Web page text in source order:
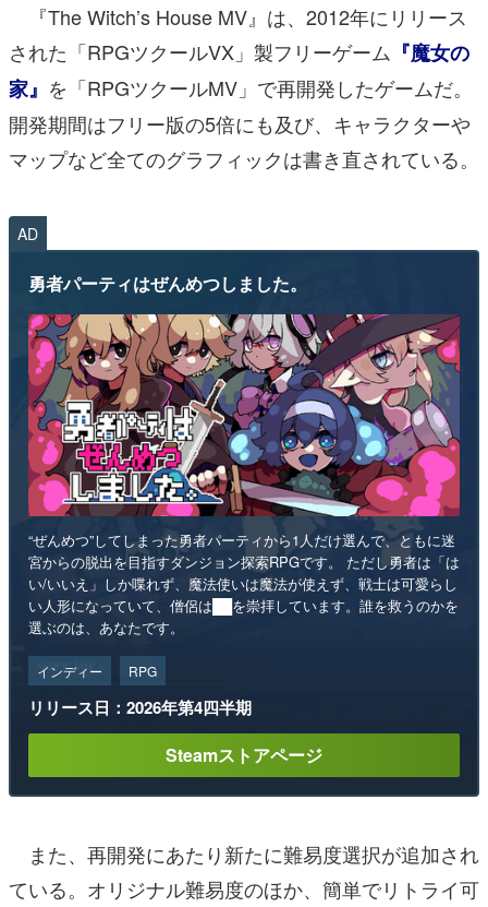
『The Witch’s House MV』は、2012年にリリース
された「RPGツクールVX」製フリーゲーム 『魔女の
家』 を「RPGツクールMV」で再開発したゲームだ。
開発期間はフリー版の5倍にも及び、キャラクターや
マップなど全てのグラフィックは書き直されている。
AD
勇者パーティはぜんめつしました。
“ぜんめつ”してしまった勇者パーティから1人だけ選んで、ともに迷
宮からの脱出を目指すダンジョン探索RPGです。 ただし勇者は「は
い/いいえ」しか喋れず、魔法使いは魔法が使えず、戦士は可愛らし
い人形になっていて、僧侶は██を崇拝しています。誰を救うのかを
選ぶのは、あなたです。
インディー RPG
リリース日：2026年第4四半期
Steamストアページ
また、再開発にあたり新たに難易度選択が追加され
ている。オリジナル難易度のほか、簡単でリトライ可